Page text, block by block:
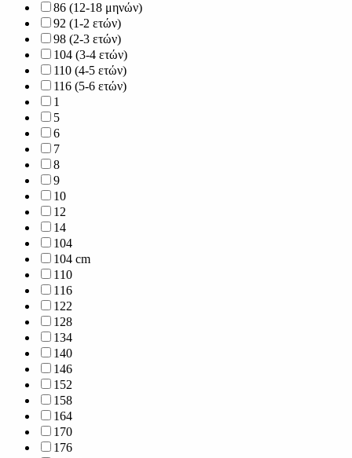
86 (12-18 μηνών)
92 (1-2 ετών)
98 (2-3 ετών)
104 (3-4 ετών)
110 (4-5 ετών)
116 (5-6 ετών)
1
5
6
7
8
9
10
12
14
104
104 cm
110
116
122
128
134
140
146
152
158
164
170
176